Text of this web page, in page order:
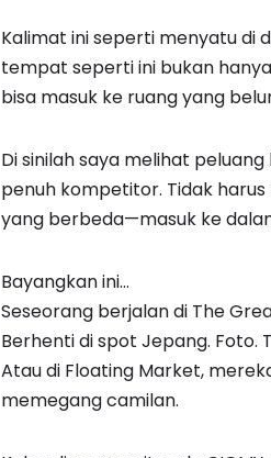
Kalimat ini seperti menyatu di
tempat seperti ini bukan
bisa masuk ke ruang yang
Di sinilah saya melihat
penuh kompetitor. Tidak
yang berbeda—masuk ke
Bayangkan ini…
Seseorang berjalan di The
Berhenti di spot Jepang. Foto.
Atau di Floating Market,
memegang camilan.